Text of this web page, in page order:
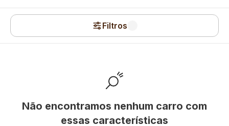
Filtros
Não encontramos nenhum carro com
essas características